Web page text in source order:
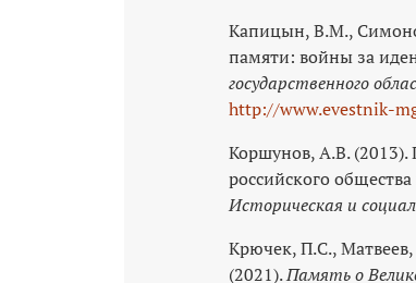
Капицын, В.М.,
памяти: войны за
государственного
http://www.evestnik-
Коршунов, А.В. (2013).
российского
Историческая и
Крючек, П.С.,
(2021).Память о